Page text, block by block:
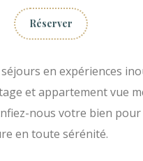
Réserver
en expériences
et appartement vue
nous votre bien pour
en toute sérénité.